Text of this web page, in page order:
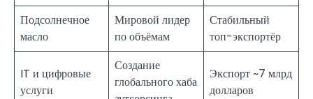
Подсолнечное
масло
Мировой лидер
по объёмам
Стабильный
топ-экспортёр
IT и цифровые
услуги
Создание
глобального хаба
Экспорт ~7 млрд
долларов